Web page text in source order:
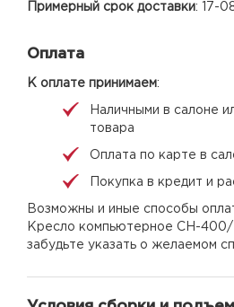
Примерный срок доставки: 17-
Оплата
К оплате принимаем:
Наличными в салоне
товара
Оплата по карте в
Покупка в кредит и
Возможны и иные способы
Кресло компьютерное CH-
забудьте указать о желаемом